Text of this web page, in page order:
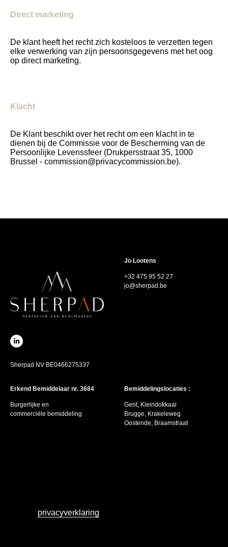
Direct marketing
De klant heeft het recht zich kosteloos te verzetten tegen
elke verwerking van zijn persoonsgegevens met het oog
op direct marketing.
Klacht
De Klant beschikt over het recht om een klacht in te
dienen bij de Commissie voor de Bescherming van de
Persoonlijke Levenssfeer (Drukpersstraat 35, 1000
Brussel - commission@privacycommission.be).
Sherpad NV BE0466275337
Jo Lootens
+32 475 95 52 27
jo@sherpad.be
Erkend Bemiddelaar nr. 3684
Burgerlijke en
commerciële bemiddeling
Bemiddelingslocaties :
Gent, Kleindokkaai
Brugge, Krakeleweg
Oostende, Braamstraat
privacyverklaring